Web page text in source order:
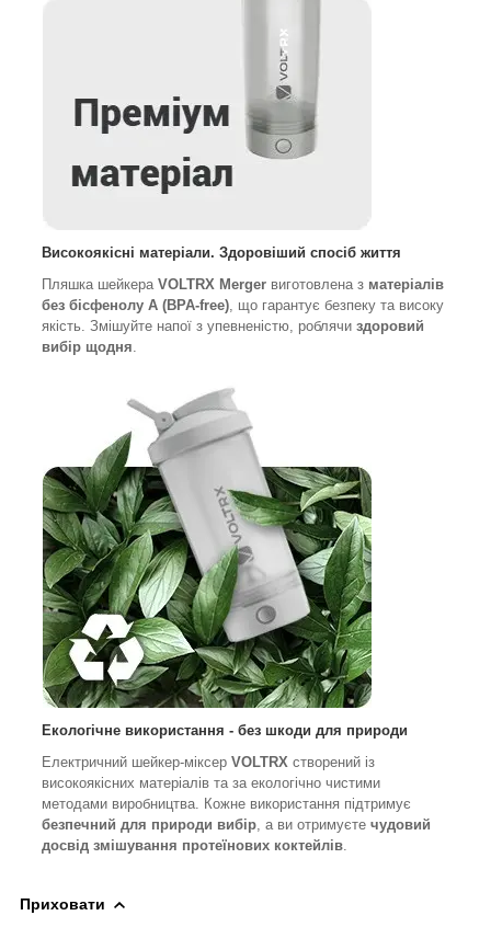
Високоякісні матеріали. Здоровіший спосіб життя
Пляшка шейкера VOLTRX Merger виготовлена з матеріалів
без бісфенолу А (BPA-free) , що гарантує безпеку та високу
якість. Змішуйте напої з упевненістю, роблячи здоровий
вибір щодня
Екологічне використання - без шкоди для природи
Електричний шейкер-міксер VOLTRX створений із
високоякісних матеріалів та за екологічно чистими
методами виробництва. Кожне використання підтримує
безпечний для природи вибір , а ви отримуєте чудовий
досвід змішування протеїнових коктейлів
Приховати